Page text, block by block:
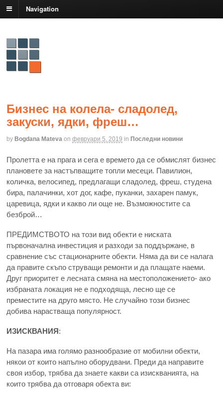
Navigation
Бизнес на колела- сладолед,
закуски, ядки, фреш…
by Bogdana Mateva on февруари 5, 2019 in Последни новини
Пролетта е на прага и сега е времето да се обмислят бизнес
плановете за настъпващите топли месеци. Павилион,
количка, велосипед, предлагащи сладолед, фреш, студена
бира, палачинки, хот дог, кафе, пуканки, захарен памук,
царевица, ядки и какво ли още не. Възможностите са
безброй…
ПРЕДИМСТВОТО на този вид обекти е ниската
първоначална инвестиция и разходи за поддържане, в
сравнение със стационарните обекти. Няма да ви се налага
да правите скъпо струващи ремонти и да плащате наеми.
Друг приоритет е лесната смяна на местоположението- ако
избраната локация не е подходяща, лесно ще се
преместите на друго място. Не случайно този бизнес
добива нарастваща популярност.
ИЗИСКВАНИЯ:
На пазара има голямо разнообразие от мобилни обекти,
някои от които напълно оборудвани. Преди да направите
своя избор, трябва да знаете какви са изискванията, на
които трябва да отговаря обекта ви: